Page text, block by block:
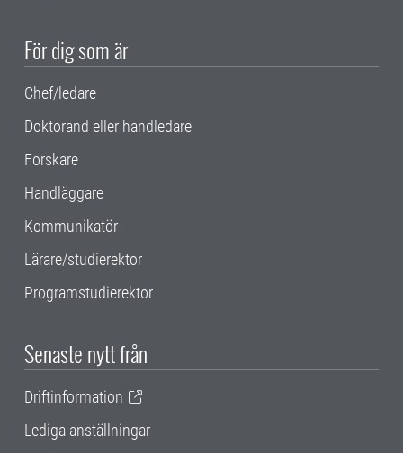
För dig som är
Chef/ledare
Doktorand eller handledare
Forskare
Handläggare
Kommunikatör
Lärare/studierektor
Programstudierektor
Senaste nytt från
Driftinformation
Lediga anställningar